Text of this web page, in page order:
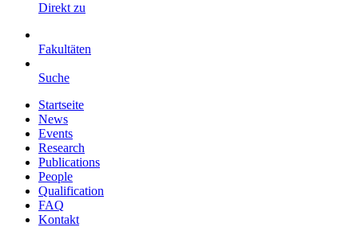
Direkt zu
Fakultäten
Suche
Startseite
News
Events
Research
Publications
People
Qualification
FAQ
Kontakt